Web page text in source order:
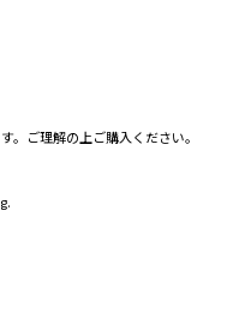
。ご理解の上ご購入ください。